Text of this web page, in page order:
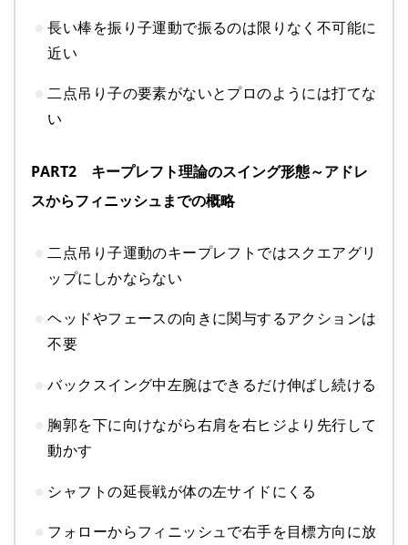
長い棒を振り子運動で振るのは限りなく不可能に
近い
二点吊り子の要素がないとプロのようには打てな
い
PART2 キープレフト理論のスイング形態～アドレ
スからフィニッシュまでの概略
二点吊り子運動のキープレフトではスクエアグリ
ップにしかならない
ヘッドやフェースの向きに関与するアクションは
不要
バックスイング中左腕はできるだけ伸ばし続ける
胸郭を下に向けながら右肩を右ヒジより先行して
動かす
シャフトの延長戦が体の左サイドにくる
フォローからフィニッシュで右手を目標方向に放